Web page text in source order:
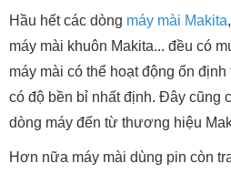
Hầu hết các dòng máy mài Makita,
máy mài khuôn Makita... đều có
máy mài có thể hoạt động ổn
có độ bền bỉ nhất định. Đây cũng
dòng máy đến từ thương hiệu
Hơn nữa máy mài dùng pin còn